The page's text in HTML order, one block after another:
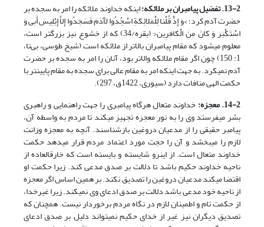
13-2. تفضیل پیامبران بر ملائکه:
اینکه خداوند ملائکه را امر به سجده بر
حضرت آدم کرد؛ >وَ إِذْ قُلْنا لِلْمَلائِکَةِ اسْجُدُوا لِآدَمَ فَسَجَدُوا إِلاَّ إِبْلِیسَ أَبى‏ وَ
اسْتَکْبَرَ وَ کانَ مِنَ الْکافِرِین< ‏(بقره/34) که از خشوع نیز بزرگ­تر است،
معلوم می­شود که مقام پیامبران بالاتر از ملائکه است (شیخ طوسی، بی‌تا،
1: 150) چون اگر مقام ملائکه والاتر بود، آنان را امر به سجده بر حضرت
آدم نمی­کرد. به جهت اینکه امر به مقام عالی برای سجده به مقام پایین­تر با
حکمت الهی منافات دارد (سیوری، 1422ق، 297).
14-2. معجزه:
خداوند متعال هرگاه پیامبری را جهت راهنمایی و راهبری
بشر می­فرستد وی را به نور معجزه تجهیز می­کند تا مردم به واسطه آن،
پیامبر حقیقی را از مدعیان دروغین بازشناسند. آن­چه به معجزه وزانت
لازم را می­بخشد و آن را حجت مورد اعتماد مردم قرار می­دهد حکمت
خداوند متعال است. از این­رو شایسته و بایسته است که خارق­العاده از
ناحیه خداوند حکیم باشد تا دلالت بر صدق مدعی کند. زیرا حکمت او
اقتضا می­کند مدعیان دروغین را تصدیق نکند. بر همین اساس اگر معجزه
از ناحیه خود مدعی باشد دلالت بر صدق ادعای وی نمی­کند. زیرا غیرخدا،
از حکمت تام و اطمینان لازم در نگاه مردم برخوردار نیست. همچنان که
تصدیق دیگران نیز غیر از خدای حکیم نمی­تواند دلیل بر صدق ادعای